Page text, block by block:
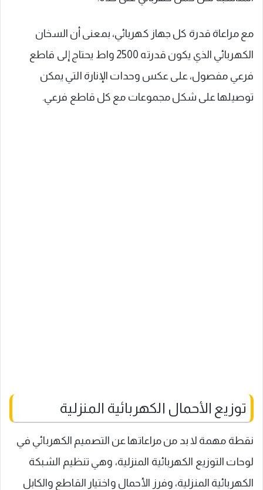
مع مراعاة قدرة كل جهاز كهربائي، بمعنى أن السخان
الكهربائي الذي يكون قدرته 2500 واط يحتاج إلى قاطع
فرعي مفصول، على عكس وحدات الإنارة التي يمكن
توصيلها على شكل مجموعات مع كل قاطع فرعي.
توزيع الأحمال الكهربائية المنزلية
نقطة مهمة لا بد من مراعاتها عن التصميم الكهربائي في
لوحات التوزيع الكهربائية المنزلية، وهي تنظيم الشبكة
الكهربائية المنزلية، وفرز الأحمال واختيار القاطع والكابل